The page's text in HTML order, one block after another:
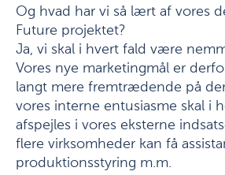
Og hvad har vi så lært af vores
Future projektet?
Ja, vi skal i hvert fald være
Vores nye marketingmål er
langt mere fremtrædende på
vores interne entusiasme skal i
afspejles i vores eksterne
flere virksomheder kan få
produktionsstyring m.m.